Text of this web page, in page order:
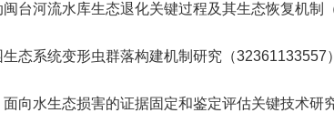
台河流水库生态退化关键过程及其生态恢复机制
态系统变形虫群落构建机制研究（32361133557
向水生态损害的证据固定和鉴定评估关键技术研